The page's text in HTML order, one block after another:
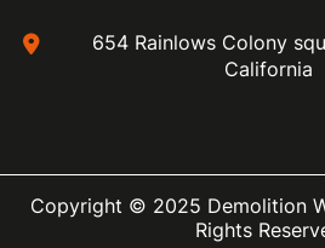
654 Rainlows Colony
California
Copyright © 2025 Demolition
Rights